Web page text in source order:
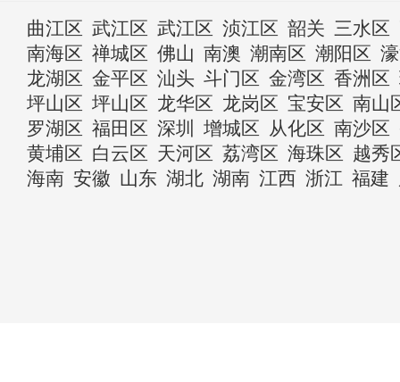
曲江区 武江区 武江区 浈江区 韶关 三水区
南海区 禅城区 佛山 南澳 潮南区 潮阳区
龙湖区 金平区 汕头 斗门区 金湾区 香洲区
坪山区 坪山区 龙华区 龙岗区 宝安区 南山
罗湖区 福田区 深圳 增城区 从化区 南沙区
黄埔区 白云区 天河区 荔湾区 海珠区 越秀
海南 安徽 山东 湖北 湖南 江西 浙江 福建